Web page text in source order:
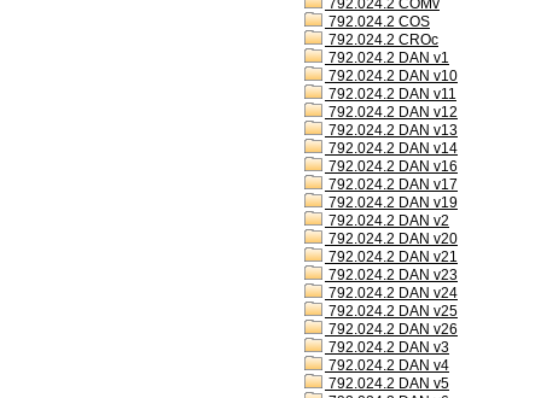
792.024.2 COMv
792.024.2 COS
792.024.2 CROc
792.024.2 DAN v1
792.024.2 DAN v10
792.024.2 DAN v11
792.024.2 DAN v12
792.024.2 DAN v13
792.024.2 DAN v14
792.024.2 DAN v16
792.024.2 DAN v17
792.024.2 DAN v19
792.024.2 DAN v2
792.024.2 DAN v20
792.024.2 DAN v21
792.024.2 DAN v23
792.024.2 DAN v24
792.024.2 DAN v25
792.024.2 DAN v26
792.024.2 DAN v3
792.024.2 DAN v4
792.024.2 DAN v5